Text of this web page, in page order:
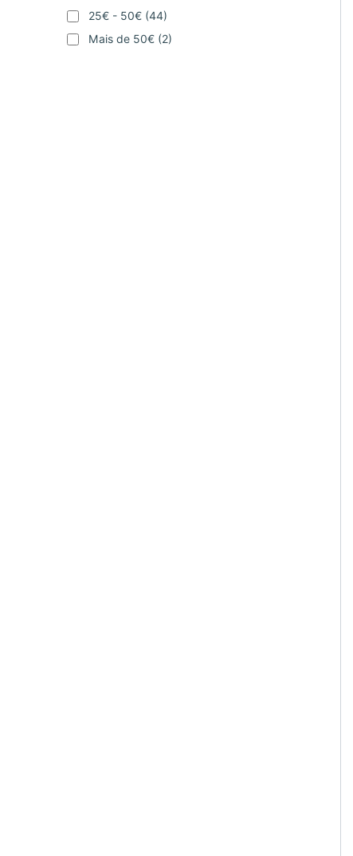
25€ - 50€ (44)
Mais de 50€ (2)